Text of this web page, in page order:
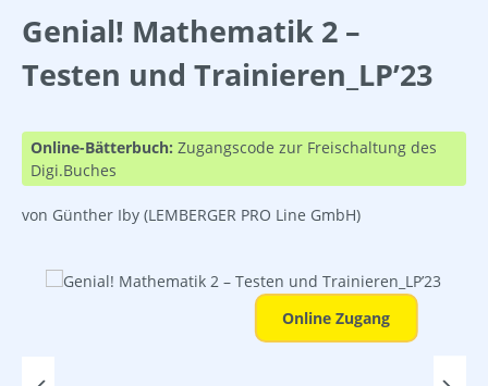
Genial! Mathematik 2 –
Testen und Trainieren_LP’23
Online-Bätterbuch: Zugangscode zur Freischaltung des
Digi.Buches
von Günther Iby (LEMBERGER PRO Line GmbH)
Bildergalerie überspringen
Online Zugang